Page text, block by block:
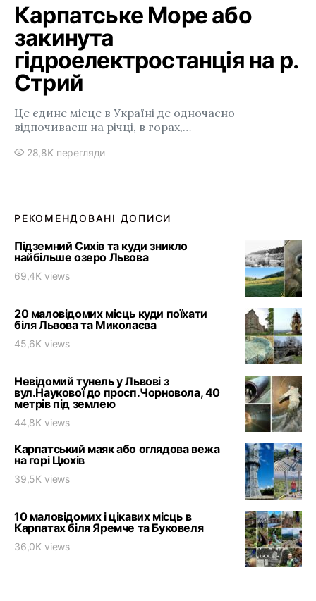
Карпатське Море або
закинута
гідроелектростанція на р.
Стрий
Це єдине місце в Україні де одночасно
відпочиваєш на річці, в горах,…
28,8K перегляди
РЕКОМЕНДОВАНІ ДОПИСИ
Підземний Сихів та куди зникло
найбільше озеро Львова
69,4K views
20 маловідомих місць куди поїхати
біля Львова та Миколаєва
45,6K views
Невідомий тунель у Львові з
вул.Наукової до просп.Чорновола, 40
метрів під землею
44,8K views
Карпатський маяк або оглядова вежа
на горі Цюхів
39,5K views
10 маловідомих і цікавих місць в
Карпатах біля Яремче та Буковеля
36,0K views